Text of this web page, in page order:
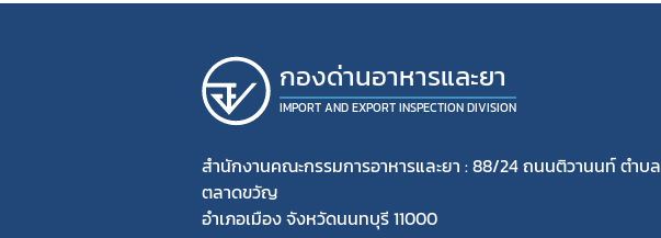
กองด่านอาหารและยา
IMPORT AND EXPORT INSPECTION DIVISION
สำนักงานคณะกรรมการอาหารและยา : 88/24 ถนนติวานนท์ ตำบล
ตลาดขวัญ
อำเภอเมือง จังหวัดนนทบุรี 11000